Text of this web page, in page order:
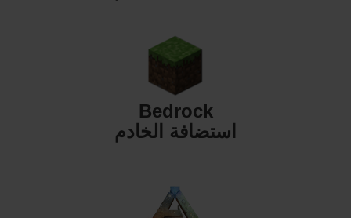
Bedrock
استضافة الخادم